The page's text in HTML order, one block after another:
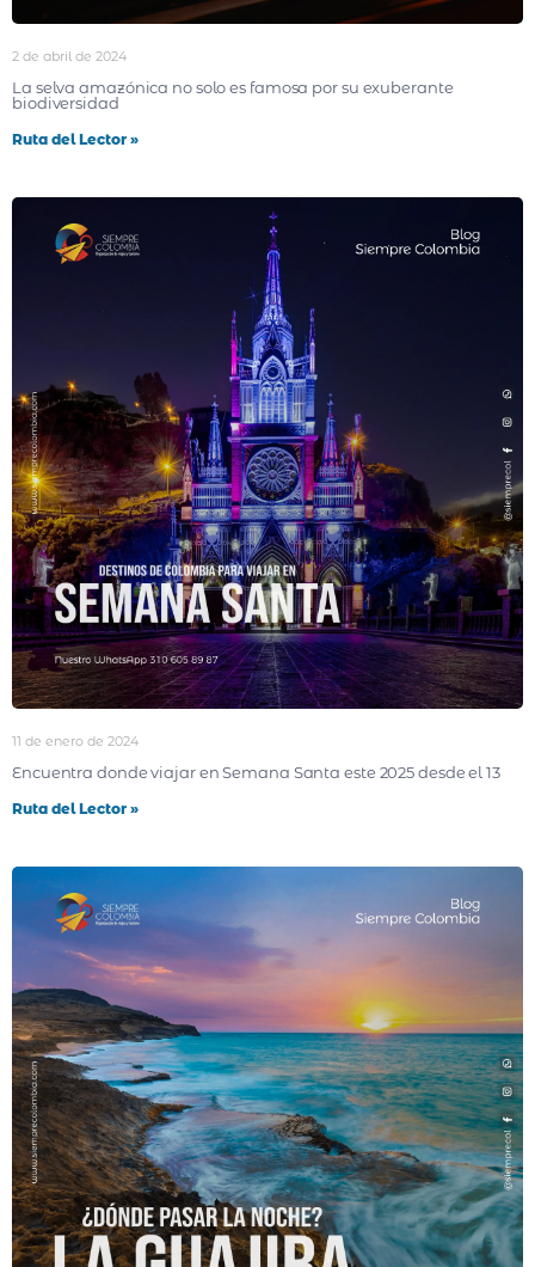
2 de abril de 2024
La selva amazónica no solo es famosa por su exuberante
biodiversidad
Ruta del Lector »
11 de enero de 2024
Encuentra donde viajar en Semana Santa este 2025 desde el 13
Ruta del Lector »